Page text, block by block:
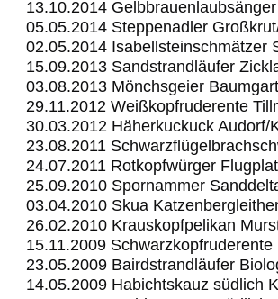
13.10.2014
05.05.2014 Steppenadler
02.05.2014 Isabellsteinschmätzer
15.09.2013 Sandstrandläufer
03.08.2013 Mönchsgeier
29.11.2012 Weißkopfruderente
30.03.2012 Häherkuckuck Audorf/
23.08.2011
24.07.2011 Rotkopfwürger
25.09.2010 Spornammer
03.04.2010 Skua
26.02.2010 Krauskopfpelikan
15.11.2009
23.05.2009 Bairdstrandläufer
14.05.2009 Habichtskauz südlich